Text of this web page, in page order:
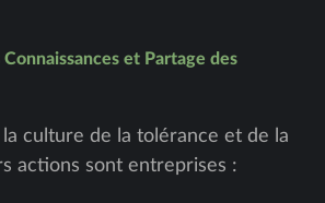
et Partage des
culture de la tolérance et de la
actions sont entreprises :